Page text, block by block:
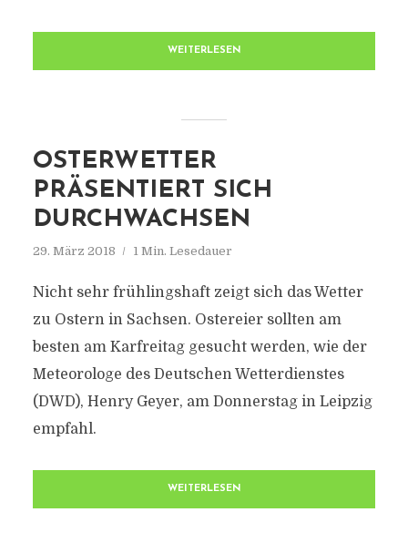
WEITERLESEN
OSTERWETTER
PRÄSENTIERT SICH
DURCHWACHSEN
29. März 2018 1 Min. Lesedauer
Nicht sehr frühlingshaft zeigt sich das Wetter
zu Ostern in Sachsen. Ostereier sollten am
besten am Karfreitag gesucht werden, wie der
Meteorologe des Deutschen Wetterdienstes
(DWD), Henry Geyer, am Donnerstag in Leipzig
empfahl.
WEITERLESEN